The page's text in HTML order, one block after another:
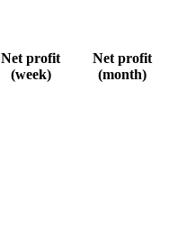
Net profit
(week)
Net profit
(month)